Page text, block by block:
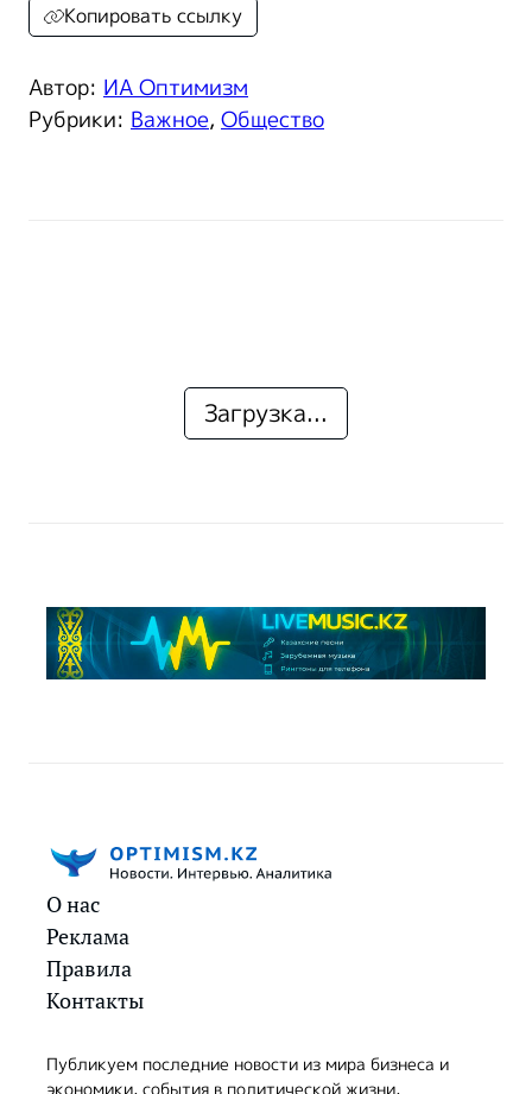
Автор: ИА Оптимизм
Рубрики: Важное, Общество
Копировать ссылку
Загрузка...
О нас
Реклама
Правила
Контакты
Публикуем последние новости из мира бизнеса и
экономики, события в политической жизни,